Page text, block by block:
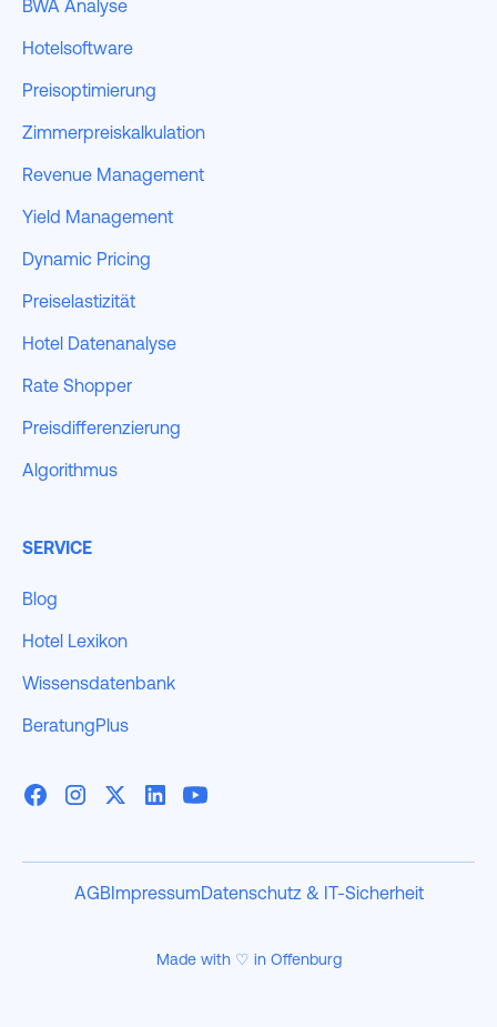
BWA Analyse
Hotelsoftware
Preisoptimierung
Zimmerpreiskalkulation
Revenue Management
Yield Management
Dynamic Pricing
Preiselastizität
Hotel Datenanalyse
Rate Shopper
Preisdifferenzierung
Algorithmus
SERVICE
Blog
Hotel Lexikon
Wissensdatenbank
BeratungPlus
Made with ♡ in Offenburg
AGBImpressumDatenschutz & IT-Sicherheit